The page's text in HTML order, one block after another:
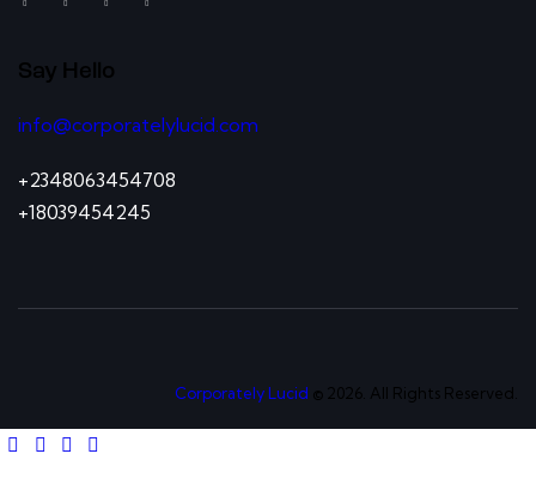
Say Hello
info@corporatelylucid.com
+2348063454708
+18039454245
Corporately Lucid © 2026. All Rights Reserved.